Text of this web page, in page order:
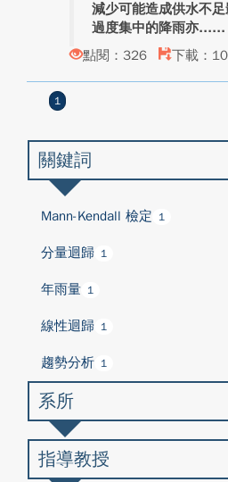
減少可能造成供水不
過度集中的降雨亦...
點閱：326
下載：10
1
關鍵詞
Mann-Kendall 檢定 1
分量迴歸 1
年雨量 1
線性迴歸 1
趨勢分析 1
系所
指導教授